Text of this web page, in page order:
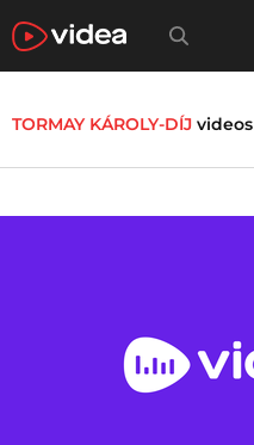
TORMAY KÁROLY-DÍJ videos